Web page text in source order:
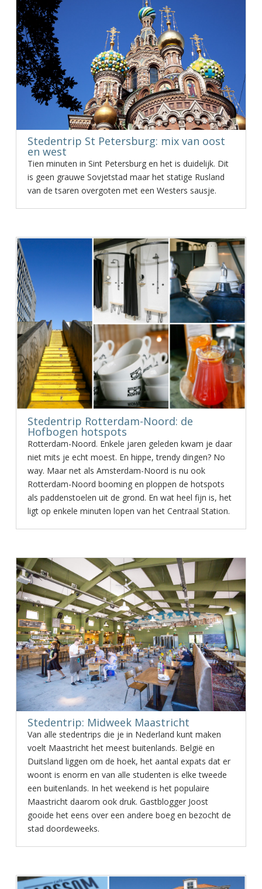
Stedentrip St Petersburg: mix van oost
en west
Tien minuten in Sint Petersburg en het is duidelijk. Dit
is geen grauwe Sovjetstad maar het statige Rusland
van de tsaren overgoten met een Westers sausje.
Stedentrip Rotterdam-Noord: de
Hofbogen hotspots
Rotterdam-Noord. Enkele jaren geleden kwam je daar
niet mits je echt moest. En hippe, trendy dingen? No
way. Maar net als Amsterdam-Noord is nu ook
Rotterdam-Noord booming en ploppen de hotspots
als paddenstoelen uit de grond. En wat heel fijn is, het
ligt op enkele minuten lopen van het Centraal Station.
Stedentrip: Midweek Maastricht
Van alle stedentrips die je in Nederland kunt maken
voelt Maastricht het meest buitenlands. België en
Duitsland liggen om de hoek, het aantal expats dat er
woont is enorm en van alle studenten is elke tweede
een buitenlands. In het weekend is het populaire
Maastricht daarom ook druk. Gastblogger Joost
gooide het eens over een andere boeg en bezocht de
stad doordeweeks.